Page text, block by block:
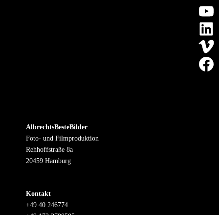
AlbrechtsBesteBilder
Foto- und Filmproduktion
Rehhoffstraße 8a
20459 Hamburg
Kontakt
+49 40 246774